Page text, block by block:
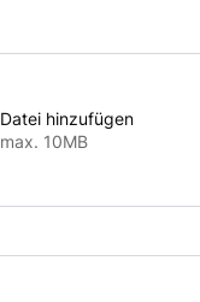
Datei hinzufügen
max. 10MB